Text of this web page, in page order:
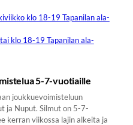
klo 18-19 Tapanilan ala-
klo 18-19 Tapanilan ala-
5-7-vuotiaille
joukkuevoimisteluun
ja Nuput. Silmut on 5-7-
kerran viikossa lajin alkeita ja